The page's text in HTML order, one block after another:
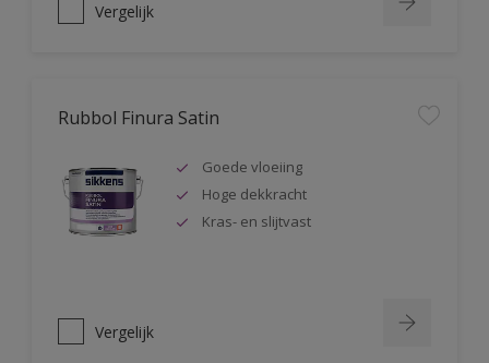
Vergelijk
Rubbol Finura Satin
Goede vloeiing
Hoge dekkracht
Kras- en slijtvast
Vergelijk